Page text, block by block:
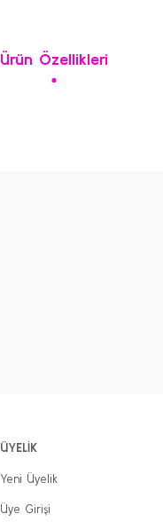
Ürün Özellikleri
ÜYELİK
Yeni Üyelik
Üye Girişi